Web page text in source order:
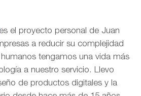
es el proyecto personal de Juan
a reducir su complejidad
tengamos una vida más
a nuestro servicio. Llevo
de productos digitales y la